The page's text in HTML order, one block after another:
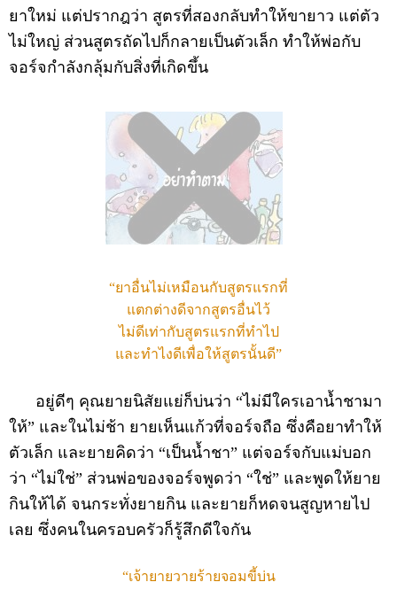
ยาใหม่ แต่ปรากฎว่า สูตรที่สองกลับทำให้ขายาว แต่ตัว
ไม่ใหญ่ ส่วนสูตรถัดไปก็กลายเป็นตัวเล็ก ทำให้พ่อกับ
จอร์จกำลังกลุ้มกับสิ่งที่เกิดขึ้น
“ยาอื่นไม่เหมือนกับสูตรแรกที่
แตกต่างดีจากสูตรอื่นไว้
ไม่ดีเท่ากับสูตรแรกที่ทำไป
และทำไงดีเพื่อให้สูตรนั้นดี”
อยู่ดีๆ คุณยายนิสัยแย่ก็บ่นว่า “ไม่มีใครเอาน้ำชามา
ให้” และในไม่ช้า ยายเห็นแก้วที่จอร์จถือ ซึ่งคือยาทำให้
ตัวเล็ก และยายคิดว่า “เป็นน้ำชา” แต่จอร์จกับแม่บอก
ว่า “ไม่ใช่” ส่วนพ่อของจอร์จพูดว่า “ใช่” และพูดให้ยาย
กินให้ได้ จนกระทั่งยายกิน และยายก็หดจนสูญหายไป
เลย ซึ่งคนในครอบครัวก็รู้สึกดีใจกัน
“เจ้ายายวายร้ายจอมขี้บ่น